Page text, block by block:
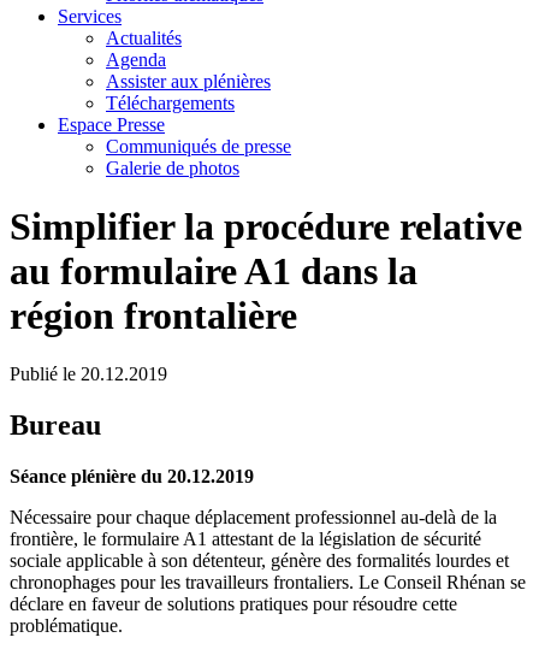
Services
Actualités
Agenda
Assister aux plénières
Téléchargements
Espace Presse
Communiqués de presse
Galerie de photos
Simplifier la procédure relative
au formulaire A1 dans la
région frontalière
Publié le 20.12.2019
Bureau
Séance plénière du 20.12.2019
Nécessaire pour chaque déplacement professionnel au-delà de la
frontière, le formulaire A1 attestant de la législation de sécurité
sociale applicable à son détenteur, génère des formalités lourdes et
chronophages pour les travailleurs frontaliers. Le Conseil Rhénan se
déclare en faveur de solutions pratiques pour résoudre cette
problématique.